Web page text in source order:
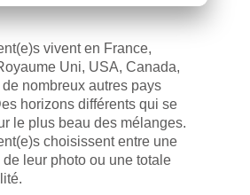
vivent en France,
Uni, USA, Canada,
nombreux autres pays
horizons différents qui se
le plus beau des mélanges.
choisissent entre une
leur photo ou une totale